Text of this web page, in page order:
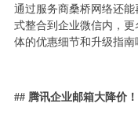
通过服务商桑桥网络还
式整合到企业微信内，
体的优惠细节和升级指南
## 腾讯企业邮箱大降价